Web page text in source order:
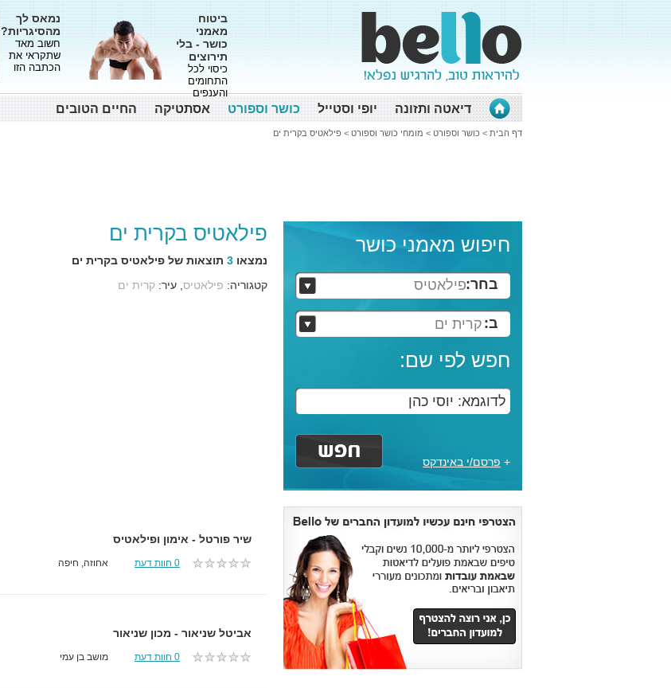
ביטוח
מאמני
כושר - בלי
תירוצים
כיסוי לכל
התחומים
והענפים
נמאס לך
מהסיגריות?
חשוב מאד
שתקראי את
הכתבה הזו
דיאטה ותזונה יופי וסטייל כושר וספורט אסתטיקה החיים הטובים
דף הבית > כושר וספורט > מומחי כושר וספורט > פילאטיס בקרית ים
חיפוש מאמני כושר
בחר:פילאטיס
ב: קרית ים
חפש לפי שם:
+ פרסם/י באינדקס
פילאטיס בקרית ים
נמצאו 3 תוצאות של פילאטיס בקרית ים
קטגוריה: פילאטיס , עיר: קרית ים
שיר פורטל - אימון ופילאטיס
0 חוות דעת אחוזה, חיפה
אביטל שניאור - מכון שניאור
0 חוות דעת מושב בן עמי